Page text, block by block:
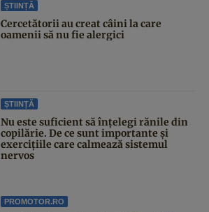
ȘTIINȚĂ
Cercetătorii au creat câini la care
oamenii să nu fie alergici
ȘTIINȚĂ
Nu este suficient să înțelegi rănile din
copilărie. De ce sunt importante și
exercițiile care calmează sistemul
nervos
PROMOTOR.RO